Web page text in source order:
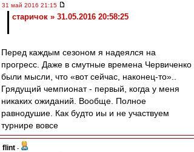
31 май 2016 21:15
старичок » 31.05.2016 20:58:25
Перед каждым сезоном я надеялся на
прогресс. Даже в смутные времена Червиченко
были мысли, что «вот сейчас, наконец-то»..
Грядущий чемпионат - первый, когда у меня
никаких ожиданий. Вообще. Полное
равнодушие. Как будто иы и не участвуем
турнире вовсе
flint -